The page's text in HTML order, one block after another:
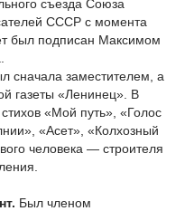
съезда Союза
СССР с момента
был подписан Максимом
сначала заместителем, а
газеты «Ленинец». В
«Мой путь», «Голос
«Асет», «Колхозный
человека — строителя
Был членом